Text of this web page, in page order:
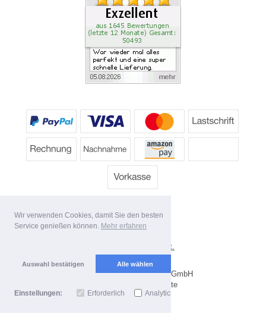
Wir verwenden Cookies, damit Sie den besten
Service genießen können. Mehr erfahren
Auswahl bestätigen Alle wählen
Einstellungen: Erforderlich Analytics
Alle Preise inkl. MwSt.
Lieferbedingungen
Copyright 2026 by Dartpoint GmbH
Mobile Shop by Shopgate